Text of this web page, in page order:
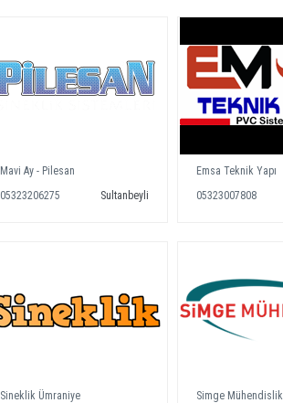
Mavi Ay - Pilesan
05323206275
Sultanbeyli
Emsa Teknik Yapı
05323007808
Sineklik Ümraniye
Simge Mühendislik